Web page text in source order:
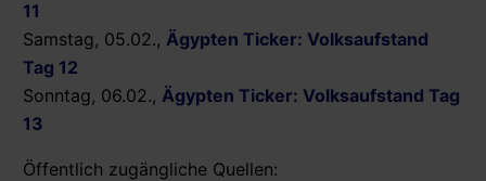
11
Samstag, 05.02., Ägypten Ticker: Volksaufstand
Tag 12
Sonntag, 06.02., Ägypten Ticker: Volksaufstand Tag
13
Öffentlich zugängliche Quellen: